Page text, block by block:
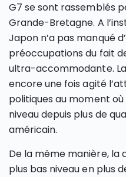
G7 se sont rassemblés
Grande-Bretagne. A
Japon n’a pas manqué
préoccupations du fait
ultra-accommodante.
encore une fois agité
politiques au moment
niveau depuis plus de
américain.
De la même manière, la
plus bas niveau en plus